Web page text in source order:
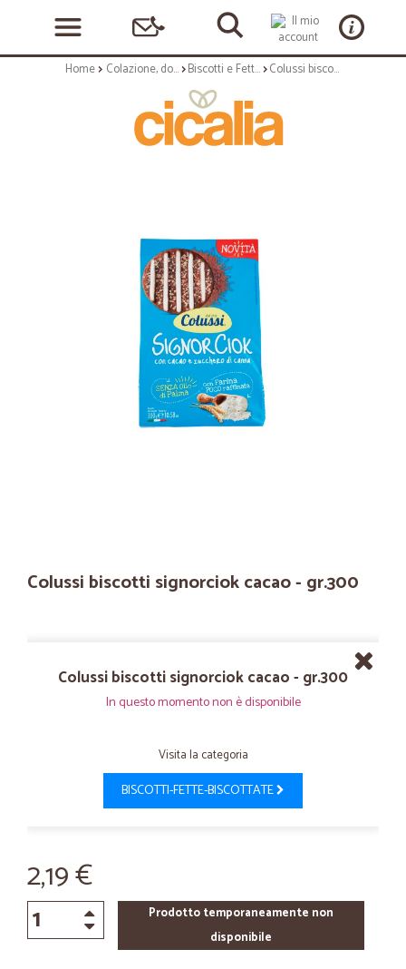
Home Colazione, dolciumi e snack Biscotti e Fette Biscottate Colussi biscotti signorciok cacao - gr.300
Colussi biscotti signorciok cacao - gr.300
Colussi biscotti signorciok cacao - gr.300
In questo momento non è disponibile
Visita la categoria
BISCOTTI-FETTE-BISCOTTATE
2,19 €
Prodotto temporaneamente non
disponibile